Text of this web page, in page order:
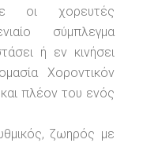
οι χορευτές
σύμπλεγμα
ή εν κινήσει
Χοροντικόν
πλέον του ενός
ζωηρός με